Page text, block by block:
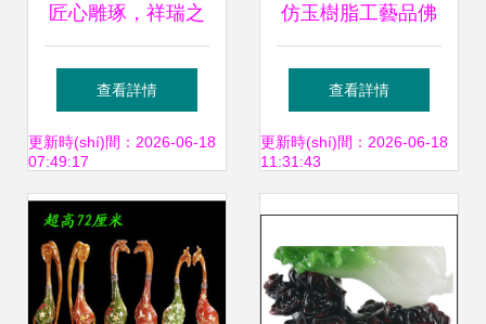
匠心雕琢，祥瑞之
選 樹脂仿白玉吉祥
小象擺件，締造家
居與車居雙重福運
(yùn)
查看詳情
更新時(shí)間：2026-06-18
07:49:17
仿玉樹脂工藝品佛
像 傳統(tǒng)神韻
與現(xiàn)代工藝
查看詳情
更新時(shí)間：2026-06-18
11:31:43